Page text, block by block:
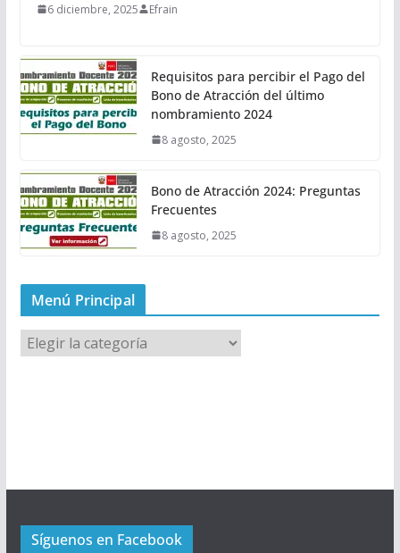
6 diciembre, 2025 Efrain
Requisitos para percibir el Pago del
Bono de Atracción del último
nombramiento 2024
8 agosto, 2025
Bono de Atracción 2024: Preguntas
Frecuentes
8 agosto, 2025
Menú Principal
M
e
Síguenos en Facebook